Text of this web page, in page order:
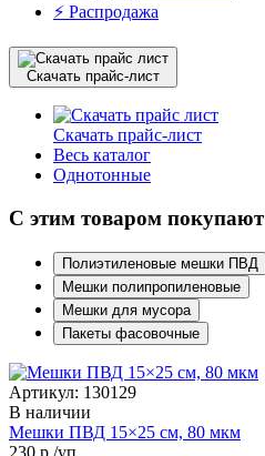
⚡️ Распродажа
Скачать прайс-лист
Скачать прайс-лист
Весь каталог
Однотонные
С этим товаром покупают
Полиэтиленовые мешки ПВД
Мешки полипропиленовые
Мешки для мусора
Пакеты фасовочные
Артикул: 130129
В наличии
Мешки ПВД 15×25 см, 80 мкм
230 р./уп